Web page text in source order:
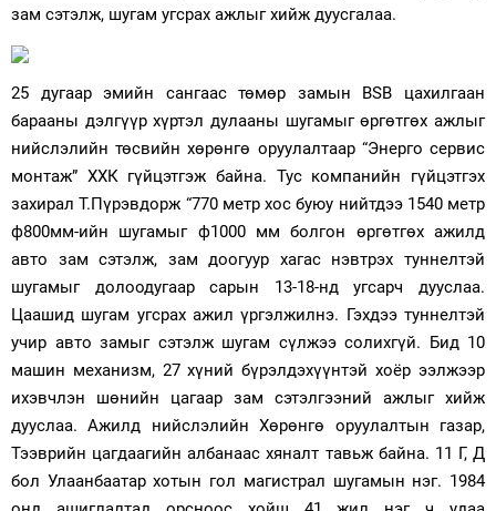
зам сэтэлж, шугам угсрах ажлыг хийж дуусгалаа.
25 дугаар эмийн сангаас төмөр замын BSB цахилгаан
барааны дэлгүүр хүртэл дулааны шугамыг өргөтгөх ажлыг
нийслэлийн төсвийн хөрөнгө оруулалтаар “Энерго сервис
монтаж” ХХК гүйцэтгэж байна. Тус компанийн гүйцэтгэх
захирал Т.Пүрэвдорж “770 метр хос буюу нийтдээ 1540 метр
ф800мм-ийн шугамыг ф1000 мм болгон өргөтгөх ажилд
авто зам сэтэлж, зам доогуур хагас нэвтрэх туннелтэй
шугамыг долоодугаар сарын 13-18-нд угсарч дууслаа.
Цаашид шугам угсрах ажил үргэлжилнэ. Гэхдээ туннелтэй
учир авто замыг сэтэлж шугам сүлжээ солихгүй. Бид 10
машин механизм, 27 хүний бүрэлдэхүүнтэй хоёр ээлжээр
ихэвчлэн шөнийн цагаар зам сэтэлгээний ажлыг хийж
дууслаа. Ажилд нийслэлийн Хөрөнгө оруулалтын газар,
Тээврийн цагдаагийн албанаас хяналт тавьж байна. 11 Г, Д
бол Улаанбаатар хотын гол магистрал шугамын нэг. 1984